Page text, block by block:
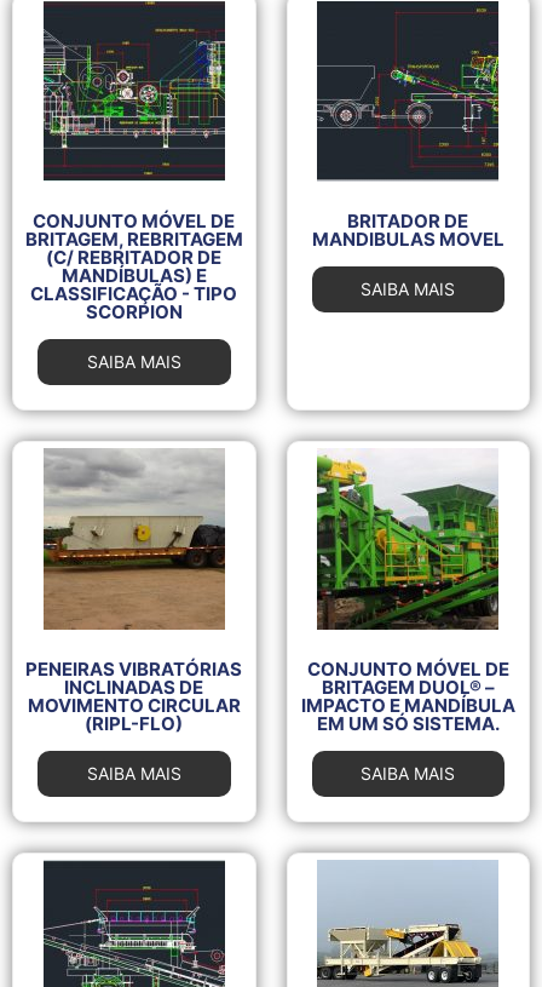
CONJUNTO MÓVEL DE
BRITAGEM, REBRITAGEM
(C/ REBRITADOR DE
MANDÍBULAS) E
CLASSIFICAÇÃO - TIPO
SCORPION
SAIBA MAIS
BRITADOR DE
MANDIBULAS MOVEL
SAIBA MAIS
PENEIRAS VIBRATÓRIAS
INCLINADAS DE
MOVIMENTO CIRCULAR
(RIPL-FLO)
SAIBA MAIS
CONJUNTO MÓVEL DE
BRITAGEM DUOL® –
IMPACTO E MANDÍBULA
EM UM SÓ SISTEMA.
SAIBA MAIS